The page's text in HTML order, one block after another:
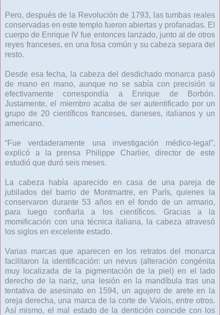
Pero, después de la Revolución de 1793, las tumbas reales
conservadas en este templo fueron abiertas y profanadas. El
cuerpo de Enrique IV fue entonces lanzado, junto al de otros
reyes franceses, en una fosa común y su cabeza separa del
resto.
Desde esa fecha, la cabeza del desdichado monarca pasó
de mano en mano, aunque no se sabía con precisión si
efectivamente correspondía a Enrique de Borbón.
Justamente, el miembro acaba de ser autentificado por un
grupo de 20 científicos franceses, daneses, italianos y un
americano.
“Fue verdaderamente una investigación médico-legal”,
explicó a la prensa Philippe Charlier, director de este
estudió que duró seis meses.
La cabeza había aparecido en casa de una pareja de
jubilados del barrio de Montmartre, en París, quienes la
conservaron durante 53 años en el fondo de un armario,
para luego confiarla a los científicos. Gracias a la
momificación con una técnica italiana, la cabeza atravesó
los siglos en excelente estado.
Varias marcas que aparecen en los retratos del monarca
facilitaron la identificación: un nevus (alteración congénita
muy localizada de la pigmentación de la piel) en el lado
derecho de la nariz, una lesión en la mandíbula tras una
tentativa de asesinato en 1594, un agujero de arete en la
oreja derecha, una marca de la corte de Valois, entre otros.
Así mismo, el mal estado de la dentición coincide con los